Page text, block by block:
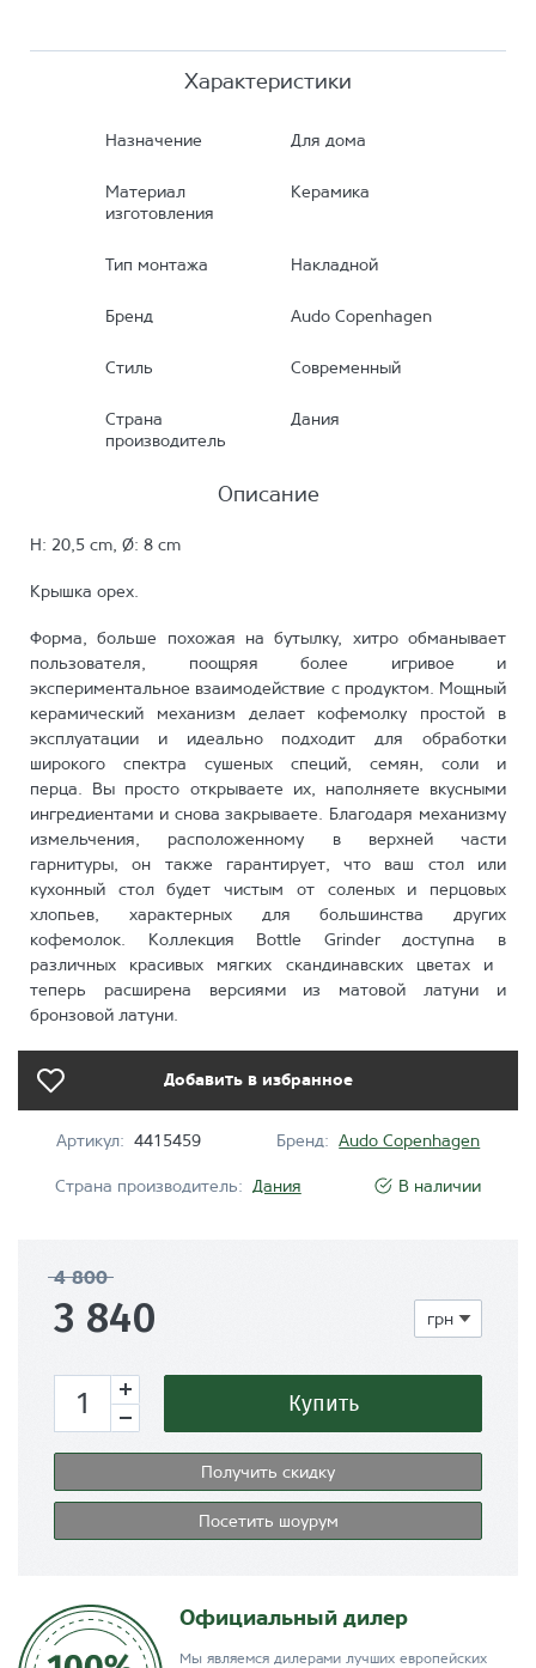
Характеристики
Назначение Для дома
Материал
изготовления
Керамика
Тип монтажа Накладной
Бренд Audo Copenhagen
Стиль Современный
Страна
производитель
Дания
Описание
H: 20,5 cm, Ø: 8 cm
Крышка орех.
Форма, больше похожая на бутылку, хитро обманывает
пользователя, поощряя более игривое и
экспериментальное взаимодействие с продуктом. Мощный
керамический механизм делает кофемолку простой в
эксплуатации и идеально подходит для обработки
широкого спектра сушеных специй, семян, соли и
перца. Вы просто открываете их, наполняете вкусными
ингредиентами и снова закрываете. Благодаря механизму
измельчения, расположенному в верхней части
гарнитуры, он также гарантирует, что ваш стол или
кухонный стол будет чистым от соленых и перцовых
хлопьев, характерных для большинства других
кофемолок. Коллекция Bottle Grinder доступна в
различных красивых мягких скандинавских цветах и ​​
теперь расширена версиями из матовой латуни и
бронзовой латуни.
Добавить в избранное
Артикул: 4415459 Бренд: Audo Copenhagen
Страна производитель: Дания В наличии
4 800
3 840
Купить
Получить скидку
Посетить шоурум
Официальный дилер
Мы являемся дилерами лучших европейских